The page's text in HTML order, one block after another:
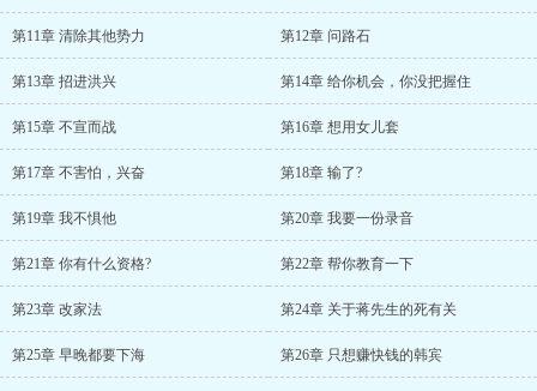
第11章 清除其他势力 第12章 问路石
第13章 招进洪兴 第14章 给你机会，你没把握住
第15章 不宣而战 第16章 想用女儿套
第17章 不害怕，兴奋 第18章 输了?
第19章 我不惧他 第20章 我要一份录音
第21章 你有什么资格? 第22章 帮你教育一下
第23章 改家法 第24章 关于蒋先生的死有关
第25章 早晚都要下海 第26章 只想赚快钱的韩宾